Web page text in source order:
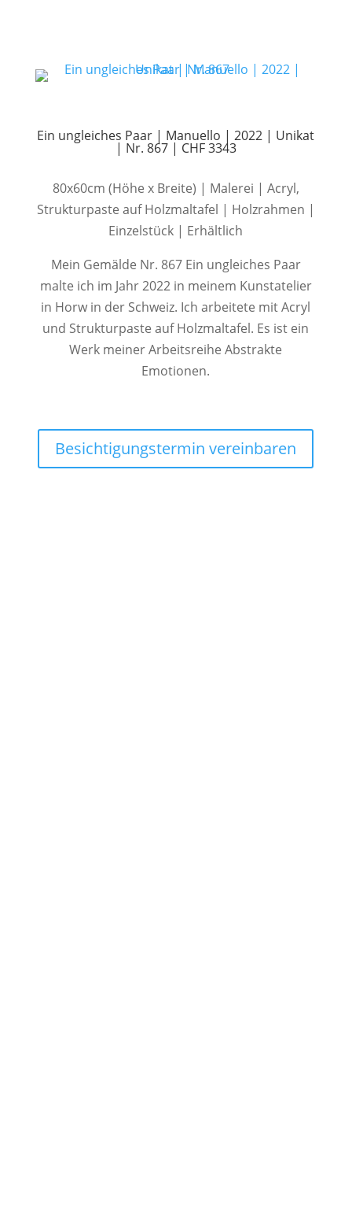
Ein ungleiches Paar | Manuello | 2022 | Unikat
| Nr. 867 | CHF 3343
80x60cm (Höhe x Breite) | Malerei | Acryl,
Strukturpaste auf Holzmaltafel | Holzrahmen |
Einzelstück | Erhältlich
Mein Gemälde Nr. 867 Ein ungleiches Paar
malte ich im Jahr 2022 in meinem Kunstatelier
in Horw in der Schweiz. Ich arbeitete mit Acryl
und Strukturpaste auf Holzmaltafel. Es ist ein
Werk meiner Arbeitsreihe Abstrakte
Emotionen.
Besichtigungstermin vereinbaren